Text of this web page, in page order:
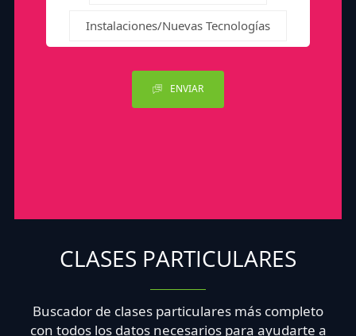
Instalaciones/Nuevas Tecnologías
ENVIAR
CLASES PARTICULARES
Buscador de clases particulares más completo
con todos los datos necesarios para ayudarte a